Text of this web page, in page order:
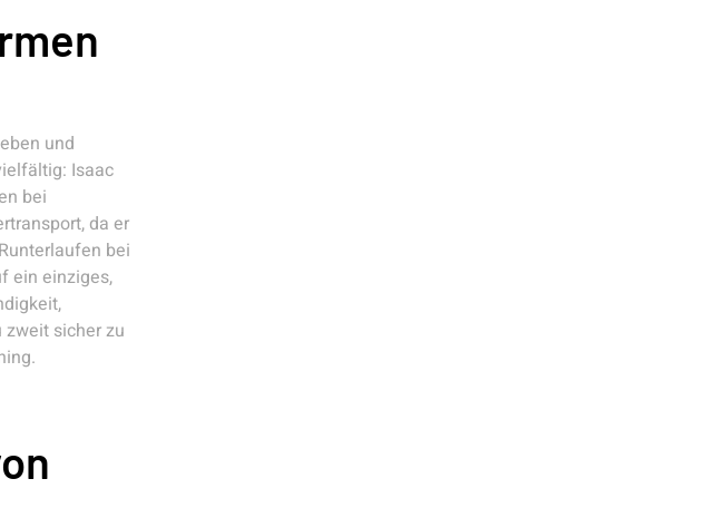
und
Isaac
bei
da er
bei
ein einziges,
sicher zu